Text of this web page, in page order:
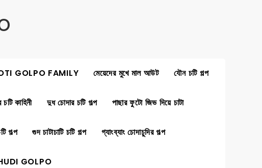
GOLPO FAMILY মেয়েদের মুখে মাল আউট যৌন চটি গল্প
কাহিনী দুধ চোদার চটি গল্প পাছার ফুটো জিভ দিয়ে চাটা
গল্প গুদ চাটাচাটি চটি গল্প গ্যাংব্যাং চোদাচুদির গল্প
GOLPO